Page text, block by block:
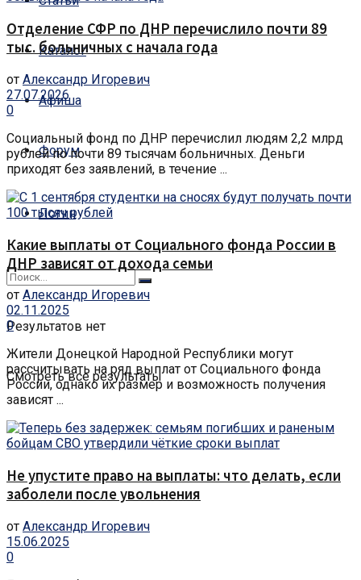
Каталог
Афиша
Форум
Логин
Результатов нет
Смотреть все результаты
Отделение СФР по ДНР перечислило почти 89
тыс. больничных с начала года
от Александр Игоревич
27.07.2026
0
Социальный фонд по ДНР перечислил людям 2,2 млрд
рублей по почти 89 тысячам больничных. Деньги
приходят без заявлений, в течение ...
Какие выплаты от Социального фонда России в
ДНР зависят от дохода семьи
от Александр Игоревич
02.11.2025
0
Жители Донецкой Народной Республики могут
рассчитывать на ряд выплат от Социального фонда
России, однако их размер и возможность получения
зависят ...
Не упустите право на выплаты: что делать, если
заболели после увольнения
от Александр Игоревич
15.06.2025
0